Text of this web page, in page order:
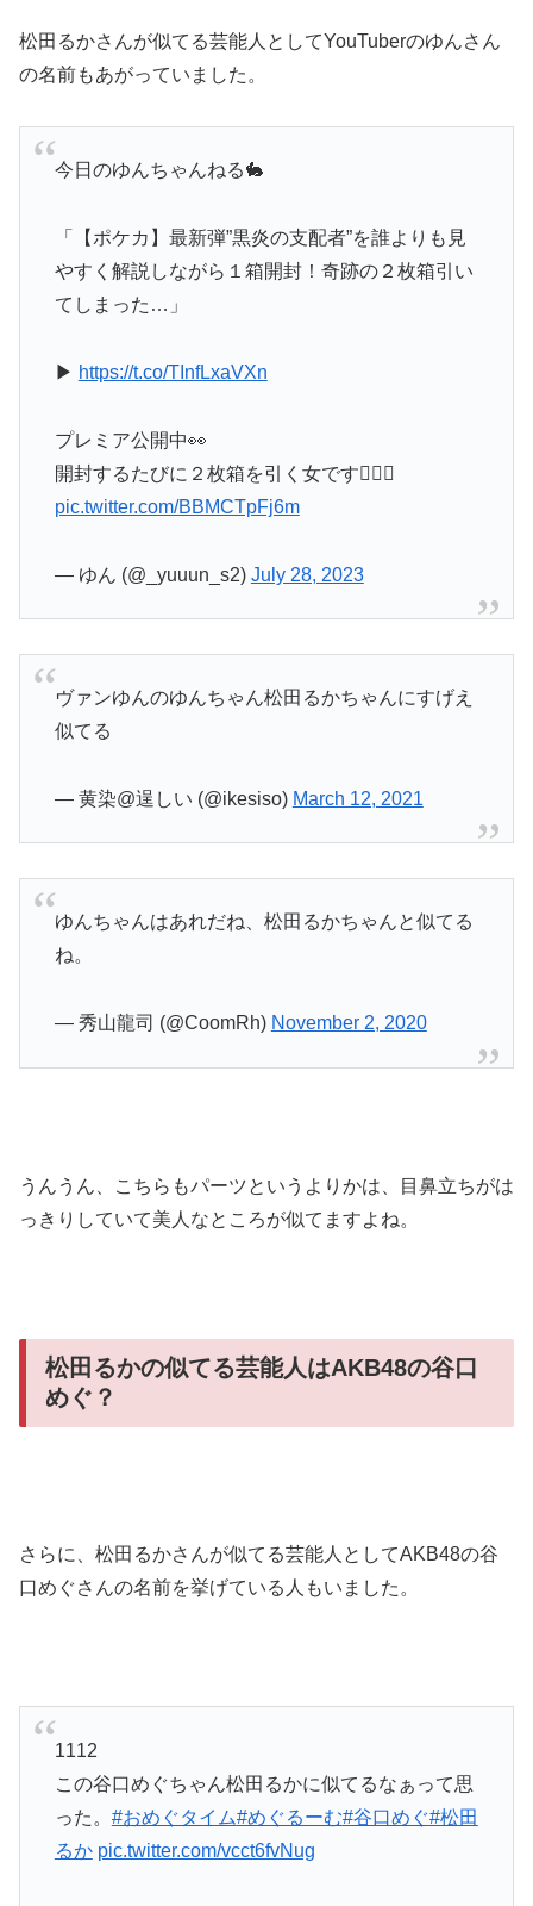
松田るかさんが似てる芸能人としてYouTuberのゆんさん
の名前もあがっていました。
今日のゆんちゃんねる🐇
「【ポケカ】最新弾”黒炎の支配者”を誰よりも見
やすく解説しながら１箱開封！奇跡の２枚箱引い
てしまった…」
▶︎ https://t.co/TInfLxaVXn
プレミア公開中👀
開封するたびに２枚箱を引く女です✊🏻🔥
pic.twitter.com/BBMCTpFj6m
— ゆん (@_yuuun_s2) July 28, 2023
ヴァンゆんのゆんちゃん松田るかちゃんにすげえ
似てる
— 黄染@逞しい (@ikesiso) March 12, 2021
ゆんちゃんはあれだね、松田るかちゃんと似てる
ね。
— 秀山龍司 (@CoomRh) November 2, 2020
うんうん、こちらもパーツというよりかは、目鼻立ちがは
っきりしていて美人なところが似てますよね。
松田るかの似てる芸能人はAKB48の谷口
めぐ？
さらに、松田るかさんが似てる芸能人としてAKB48の谷
口めぐさんの名前を挙げている人もいました。
1112
この谷口めぐちゃん松田るかに似てるなぁって思
った。 #おめぐタイム#めぐるーむ#谷口めぐ#松田
るか pic.twitter.com/vcct6fvNug